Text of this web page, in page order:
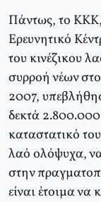
Πάντως, το
Ερευνητικό
του κινέζικου
συρροή νέων
2007,
δεκτά
καταστατικό
λαό ολόψυχα,
στην
είναι έτοιμα